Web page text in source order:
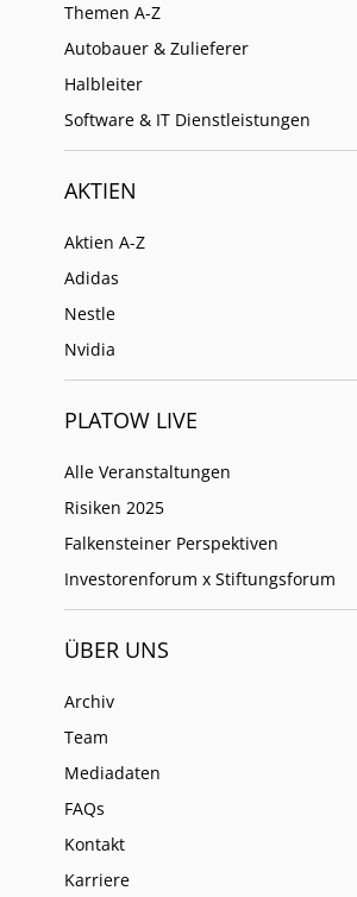
Themen A-Z
Autobauer & Zulieferer
Halbleiter
Software & IT Dienstleistungen
AKTIEN
Aktien A-Z
Adidas
Nestle
Nvidia
PLATOW LIVE
Alle Veranstaltungen
Risiken 2025
Falkensteiner Perspektiven
Investorenforum x Stiftungsforum
ÜBER UNS
Archiv
Team
Mediadaten
FAQs
Kontakt
Karriere